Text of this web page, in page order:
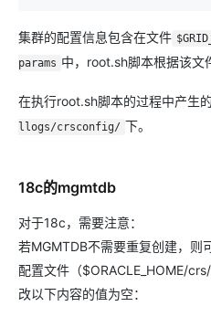
集群的配置信息包含在文件
params 中，root.sh脚本根据该文
在执行root.sh脚本的过程中产生
llogs/crsconfig/ 下。
18c的mgmtdb
对于18c，需要注意：
若MGMTDB不需要重复创建，则
配置文件（$ORACLE_HOME/
改以下内容的值为空：